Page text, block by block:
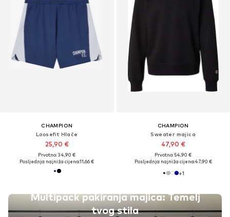
CHAMPION
Loosefit Hlače
25,90 €
Prvotno: 34,90 €
Posljednja najniža cijena:11,66 €
CHAMPION
Sweater majica
47,90 €
Prvotno: 54,90 €
Posljednja najniža cijena:47,90 €
+1
Multipack pakiranja majica: Temelj
tvog stila